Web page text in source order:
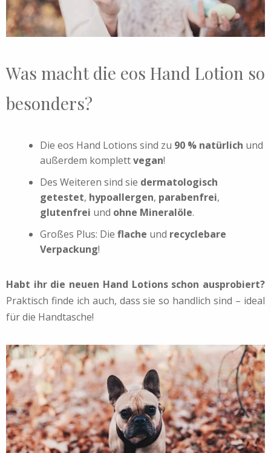
Was macht die eos Hand Lotion so
besonders?
Die eos Hand Lotions sind zu 90 % natürlich und
außerdem komplettvegan!
Des Weiteren sind sie dermatologisch
getestet, hypoallergen, parabenfrei,
glutenfrei und ohne Mineralöle.
Großes Plus: Die flache und recyclebare
Verpackung!
Habt ihr die neuen Hand Lotions schon ausprobiert?
Praktisch finde ich auch, dass sie so handlich sind – ideal
für die Handtasche!